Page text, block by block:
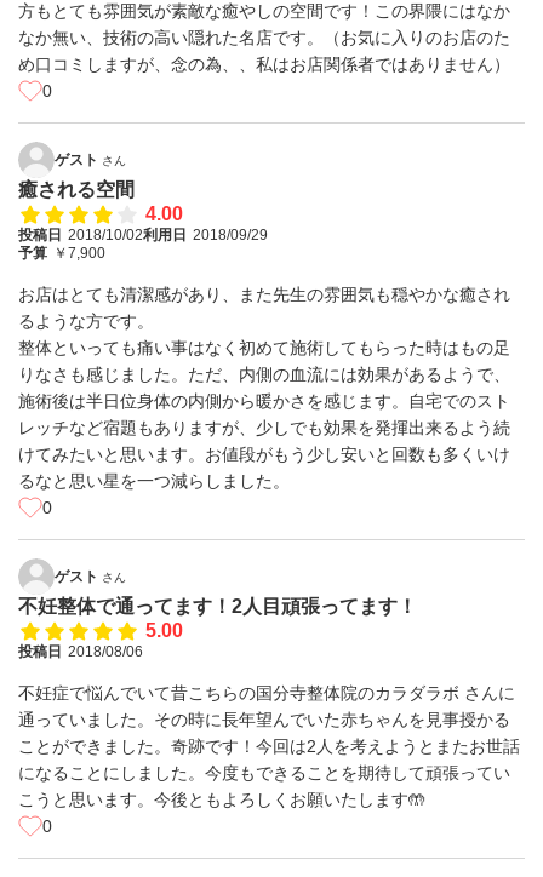
方もとても雰囲気が素敵な癒やしの空間です！この界隈にはなか
なか無い、技術の高い隠れた名店です。（お気に入りのお店のた
め口コミしますが、念の為、、私はお店関係者ではありません）
0
ゲスト さん
癒される空間
4.00
投稿日 2018/10/02利用日 2018/09/29
予算 ￥7,900
お店はとても清潔感があり、また先生の雰囲気も穏やかな癒され
るような方です。
整体といっても痛い事はなく初めて施術してもらった時はもの足
りなさも感じました。ただ、内側の血流には効果があるようで、
施術後は半日位身体の内側から暖かさを感じます。自宅でのスト
レッチなど宿題もありますが、少しでも効果を発揮出来るよう続
けてみたいと思います。お値段がもう少し安いと回数も多くいけ
るなと思い星を一つ減らしました。
0
ゲスト さん
不妊整体で通ってます！2人目頑張ってます！
5.00
投稿日 2018/08/06
不妊症で悩んでいて昔こちらの国分寺整体院のカラダラボ さんに
通っていました。その時に長年望んでいた赤ちゃんを見事授かる
ことができました。奇跡です！今回は2人を考えようとまたお世話
になることにしました。今度もできることを期待して頑張ってい
こうと思います。今後ともよろしくお願いたします🤲
0